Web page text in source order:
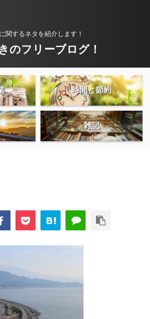
関するネタを紹介します！
のフリーブログ！
時間と節約
雑記